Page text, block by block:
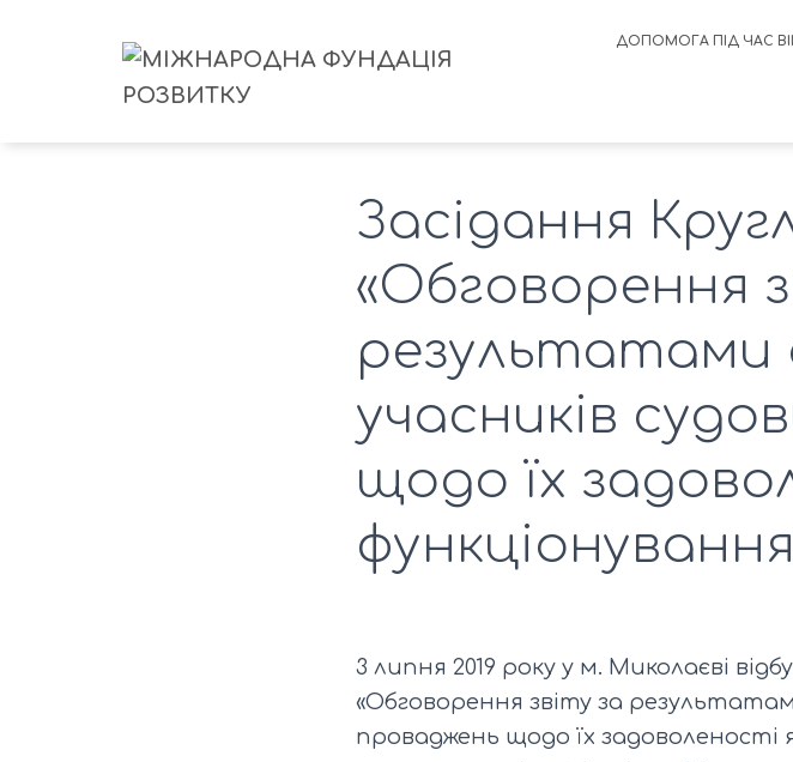
ДОПОМОГА ПІД ЧАС
Засідання
«Обговорення
результатами
учасників
щодо їх
функціонування
3 липня 2019 року у м. Миколаєві
«Обговорення звіту за
проваджень щодо їх задоволеності